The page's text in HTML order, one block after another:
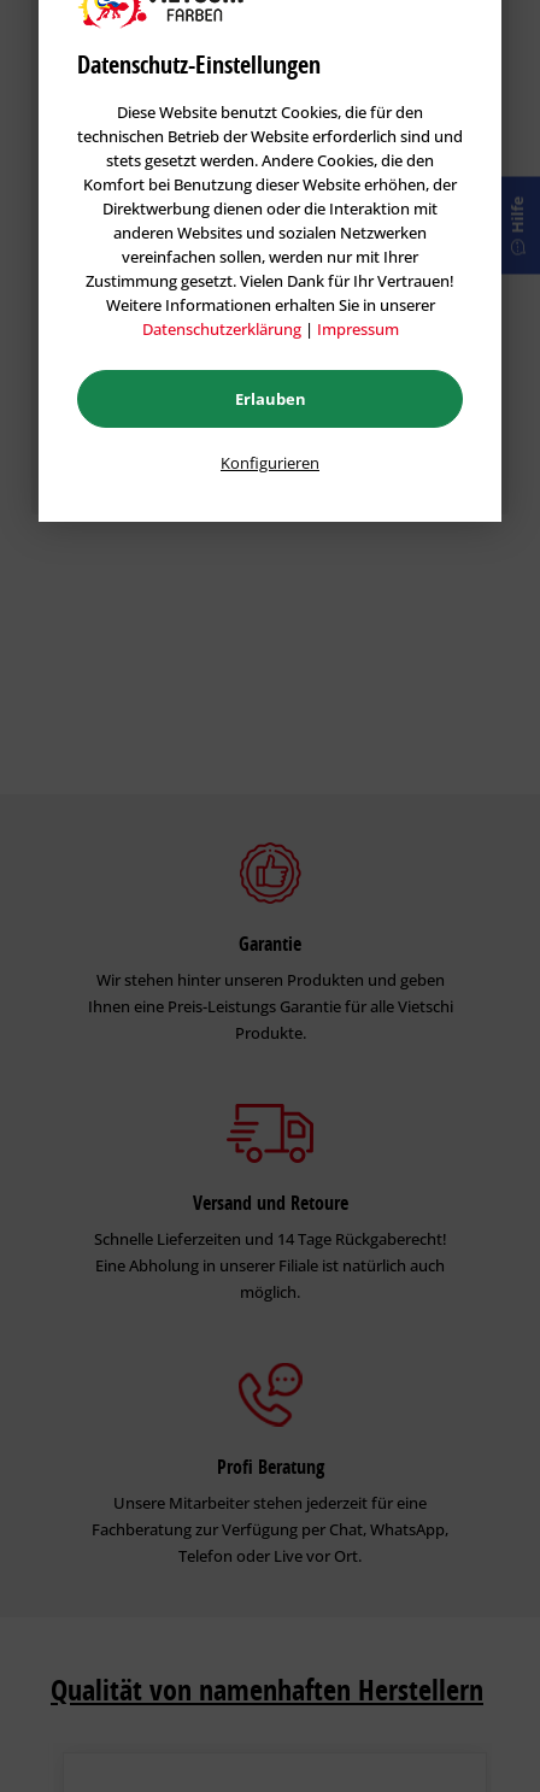
Bewertung schreiben
Bewertungen werden nach Überprüfung
freigeschaltet.
Die mit einem * markierten Felder sind Pflichtfelder.
Garantie
Wir stehen hinter unseren Produkten und geben
Ihnen eine Preis-Leistungs Garantie für alle Vietschi
Produkte.
Versand und Retoure
Schnelle Lieferzeiten und 14 Tage Rückgaberecht!
Eine Abholung in unserer Filiale ist natürlich auch
möglich.
Profi Beratung
Unsere Mitarbeiter stehen jederzeit für eine
Fachberatung zur Verfügung per Chat, WhatsApp,
Telefon oder Live vor Ort.
Qualität von namenhaften Herstellern
Hilfe
Datenschutz-Einstellungen
Diese Website benutzt Cookies, die für den
technischen Betrieb der Website erforderlich sind und
stets gesetzt werden. Andere Cookies, die den
Komfort bei Benutzung dieser Website erhöhen, der
Direktwerbung dienen oder die Interaktion mit
anderen Websites und sozialen Netzwerken
vereinfachen sollen, werden nur mit Ihrer
Zustimmung gesetzt. Vielen Dank für Ihr Vertrauen!
Weitere Informationen erhalten Sie in unserer
Datenschutzerklärung| Impressum
Erlauben
Konfigurieren